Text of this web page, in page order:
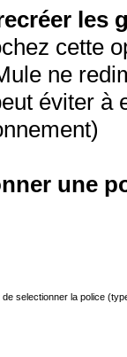
les
cette
ne
éviter à
une
de selectionner la police